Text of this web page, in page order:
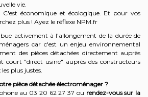
vie.
économique et écologique. Et pour vos
plus ! Ayez le réflexe NPM.fr
activement à l’allongement de la durée de
car c'est un enjeu environnemental
des pièces détachées directement auprès
court "direct usine" auprès des constructeurs
plus justes.
pièce détachée électroménager ?
au 03 20 62 27 37 ou rendez-vous sur la